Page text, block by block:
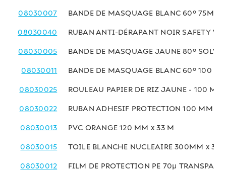
08030007 BANDE DE MASQUAGE BLANC 60° 75MM
08030040 RUBAN ANTI-DÉRAPANT NOIR SAFETY
08030005 BANDE DE MASQUAGE JAUNE 80°
08030011 BANDE DE MASQUAGE BLANC 60° 100
08030025 ROULEAU PAPIER DE RIZ JAUNE - 100
08030022 RUBAN ADHESIF PROTECTION 100 MM x
08030013 PVC ORANGE 120 MM x 33 M
08030015 TOILE BLANCHE NUCLEAIRE 300MM x
08030012 FILM DE PROTECTION PE 70µ